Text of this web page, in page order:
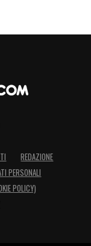
REDAZIONE
PERSONALI
POLICY)